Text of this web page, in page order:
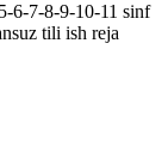
6-7-8-9-10-11 sinf
tili ish reja